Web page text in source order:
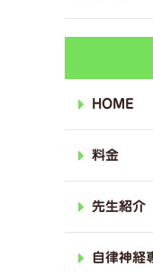
HOME
料金
先生紹介
自律神経